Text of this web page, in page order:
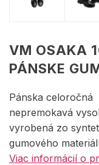
VM OSAKA
PÁNSKE
Pánska celoročná
nepremokavá
vyrobená zo
gumového
Viac informácií o